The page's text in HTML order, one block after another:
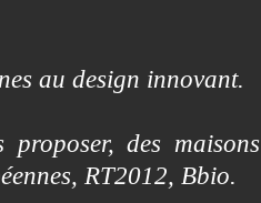
au design innovant.
des maisons
RT2012, Bbio.